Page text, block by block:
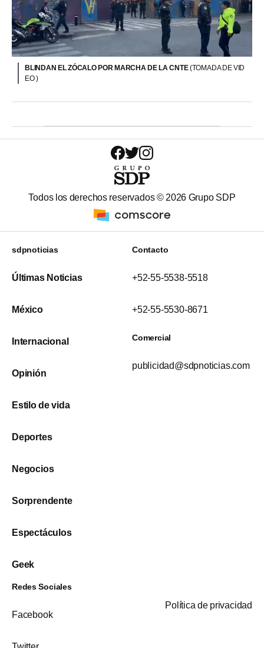
BLINDAN EL ZÓCALO POR MARCHA DE LA CNTE(TOMADA DE VID
EO )
Todos los derechos reservados © 2026 Grupo SDP
sdpnoticias
Últimas Noticias
México
Internacional
Opinión
Estilo de vida
Deportes
Negocios
Sorprendente
Espectáculos
Geek
Contacto
+52-55-5538-5518
+52-55-5530-8671
Comercial
publicidad@sdpnoticias.com
Redes Sociales
Facebook
Política de privacidad